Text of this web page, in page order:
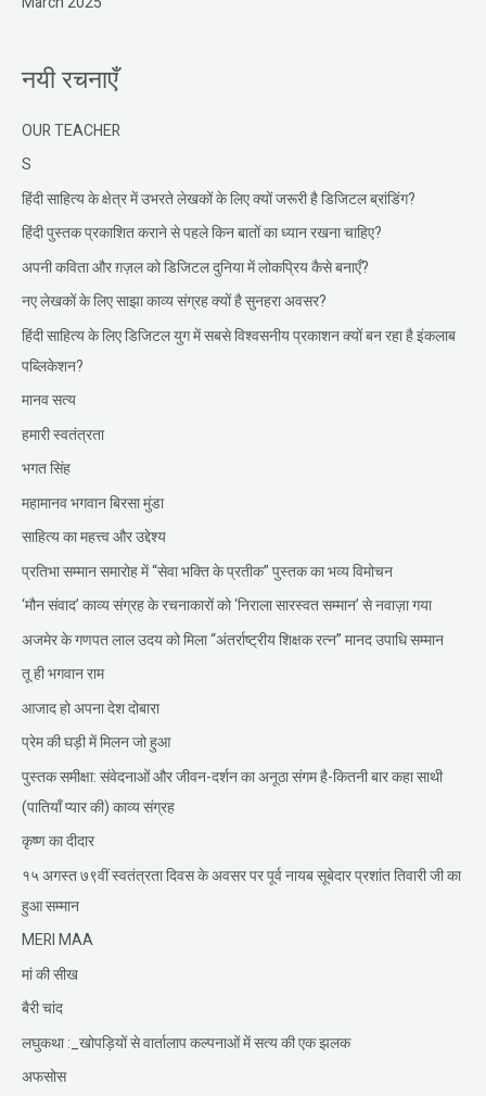
नयी रचनाएँ
OUR TEACHER
S
हिंदी साहित्य के क्षेत्र में उभरते लेखकों के लिए क्यों जरूरी है डिजिटल ब्रांडिंग?
हिंदी पुस्तक प्रकाशित कराने से पहले किन बातों का ध्यान रखना चाहिए?
अपनी कविता और ग़ज़ल को डिजिटल दुनिया में लोकप्रिय कैसे बनाएँ?
नए लेखकों के लिए साझा काव्य संग्रह क्यों है सुनहरा अवसर?
हिंदी साहित्य के लिए डिजिटल युग में सबसे विश्वसनीय प्रकाशन क्यों बन रहा है इंकलाब
पब्लिकेशन?
मानव सत्य
हमारी स्वतंत्रता
भगत सिंह
महामानव भगवान बिरसा मुंडा
साहित्य का महत्त्व और उद्देश्य
प्रतिभा सम्मान समारोह में “सेवा भक्ति के प्रतीक” पुस्तक का भव्य विमोचन
‘मौन संवाद’ काव्य संग्रह के रचनाकारों को ‘निराला सारस्वत सम्मान’ से नवाज़ा गया
अजमेर के गणपत लाल उदय को मिला “अंतर्राष्ट्रीय शिक्षक रत्न” मानद उपाधि सम्मान
तू ही भगवान राम
आजाद हो अपना देश दोबारा
प्रेम की घड़ी में मिलन जो हुआ
पुस्तक समीक्षा: संवेदनाओं और जीवन-दर्शन का अनूठा संगम है-कितनी बार कहा साथी
(पातियाँ प्यार की) काव्य संग्रह
कृष्ण का दीदार
१५ अगस्त ७९वीं स्वतंत्रता दिवस के अवसर पर पूर्व नायब सूबेदार प्रशांत तिवारी जी का
हुआ सम्मान
MERI MAA
मां की सीख
बैरी चांद
लघुकथा :_खोपड़ियों से वार्तालाप कल्पनाओं में सत्य की एक झलक
अफसोस